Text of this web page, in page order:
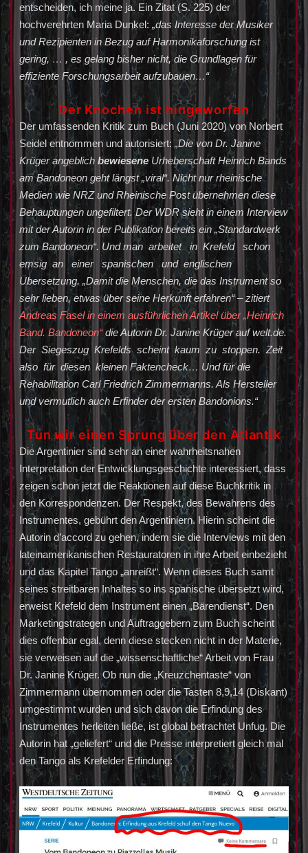
entscheiden, ich meine ja. Ein Zitat (S. 225) der
hochverehrten Maria Dunkel: „das Interesse der Musiker
und Rezipienten in Bezug auf Harmonikaforschung ist
gering, … , es gelang bisher nicht, die Grundlagen für
effiziente Forschungsarbeit aufzubauen…“
Der Knochen ist hingeworfen
Der umfassenden Kritik zum Buch (Juni 2020) von Norbert
Seidel entnommen und autorisiert:„Die von Dr. Janine
Krüger angeblich bewiesene Urheberschaft Heinrich Bands
amBandoneon geht längst „viral“. Nicht nur rheinische
Medien wie NRZ und Rheinische Post übernehmen diese
Behauptungen ungefiltert. Der WDR sieht in einem Interview
mit der Autorin in der Publikation bereits ein „Standardwerk
zum Bandoneon“. Und man arbeitet in Krefeld schon
emsig an einer spanischen und englischen
Übersetzung. „Damit die Menschen, die das Instrument so
sehr lieben, etwas über seine Herkunft erfahren“ – zitiert
Andreas Fasel in einem ausführlichen Artikel über „Heinrich
Band. Bandoneon“die Autorin Dr. Janine Krüger auf welt.de.
Der Siegeszug Krefelds scheint kaum zu stoppen. Zeit
also für diesen kleinen Faktencheck… Und für die
Rehabilitation Carl Friedrich Zimmermanns. Als Hersteller
und vermutlich auch Erfinder der ersten Bandonions.“
Tun wir einen Sprung über den Atlantik
Die Argentinier sind sehr an einer wahrheitsnahen
Interpretation der Entwicklungsgeschichte interessiert, dass
zeigen schon jetzt die Reaktionen auf diese Buchkritik in
den Korrespondenzen. Der Respekt, des Bewahrens des
Instrumentes, gebührt den Argentiniern. Hierin scheint die
Autorin d’accord zu gehen, indem sie die Interviews mit den
lateinamerikanischen Restauratoren in ihre Arbeit einbezieht
und das Kapitel Tango „anreißt“. Wenn dieses Buch samt
seines streitbaren Inhaltes so ins spanische übersetzt wird,
erweist Krefeld dem Instrument einen „Bärendienst“. Den
Marketingstrategen und Auftraggebern zum Buch scheint
dies offenbar egal, denn diese stecken nicht in der Materie,
sie verweisen auf die „wissenschaftliche“ Arbeit von Frau
Dr. Janine Krüger. Ob nun die „Kreuzchentaste“ von
Zimmermann übernommen oder die Tasten 8,9,14 (Diskant)
umgestimmt wurden und sich davon die Erfindung des
Instrumentes herleiten ließe, ist global betrachtet Unfug. Die
Autorin hat „geliefert“ und die Presse interpretiert gleich mal
den Tango als Krefelder Erfindung: